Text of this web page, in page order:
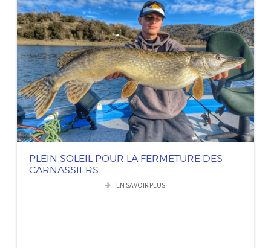
PLEIN SOLEIL POUR LA FERMETURE DES
CARNASSIERS
EN SAVOIR PLUS